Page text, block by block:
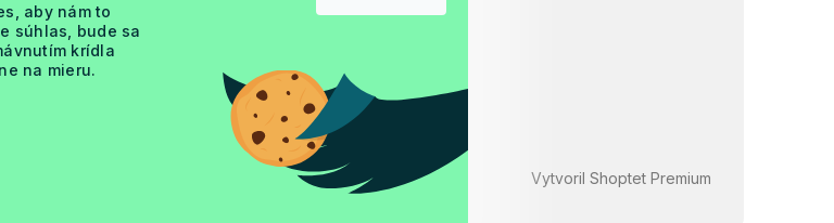
aby nám to
súhlas, bude sa
krídla
na mieru.
osobných údajov
Vytvoril Shoptet Premium